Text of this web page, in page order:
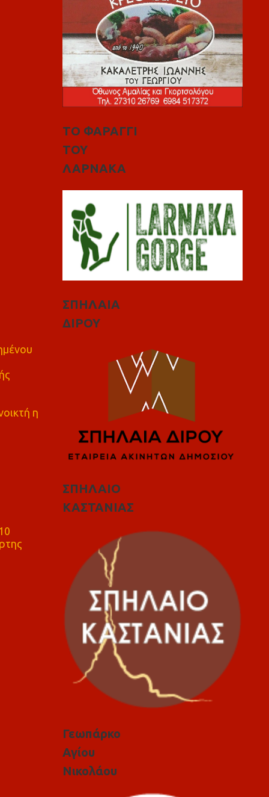
η
ΤΟ ΦΑΡΑΓΓΙ
ΤΟΥ
ΛΑΡΝΑΚΑ
ΣΠΗΛΑΙΑ
ΔΙΡΟΥ
ΣΠΗΛΑΙΟ
ΚΑΣΤΑΝΙΑΣ
Γεωπάρκο
Αγίου
Νικολάου